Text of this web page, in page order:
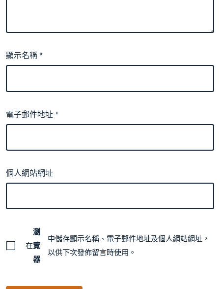
顯示名稱*
電子郵件地址*
個人網站網址
在
瀏
覽
器
中儲存顯示名稱、電子郵件地址及個人網站網址，
以供下次發佈留言時使用。